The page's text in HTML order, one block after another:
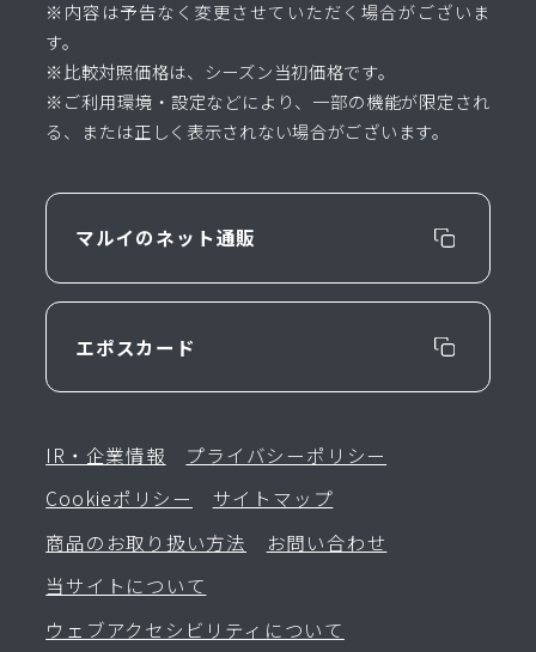
※内容は予告なく変更させていただく場合がございま
す。
※比較対照価格は、シーズン当初価格です。
※ご利用環境・設定などにより、一部の機能が限定され
る、または正しく表示されない場合がございます。
マルイのネット通販
エポスカード
IR・企業情報
プライバシーポリシー
Cookieポリシー
サイトマップ
商品のお取り扱い方法
お問い合わせ
当サイトについて
ウェブアクセシビリティについて